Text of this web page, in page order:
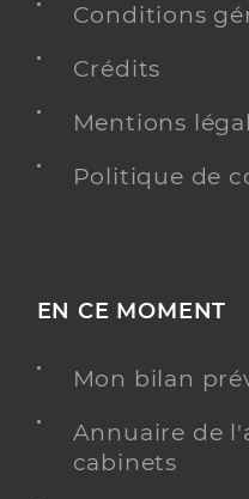
Conditions
Crédits
Mentions
Politique de
EN CE MOMENT
Mon bilan
Annuaire de
cabinets